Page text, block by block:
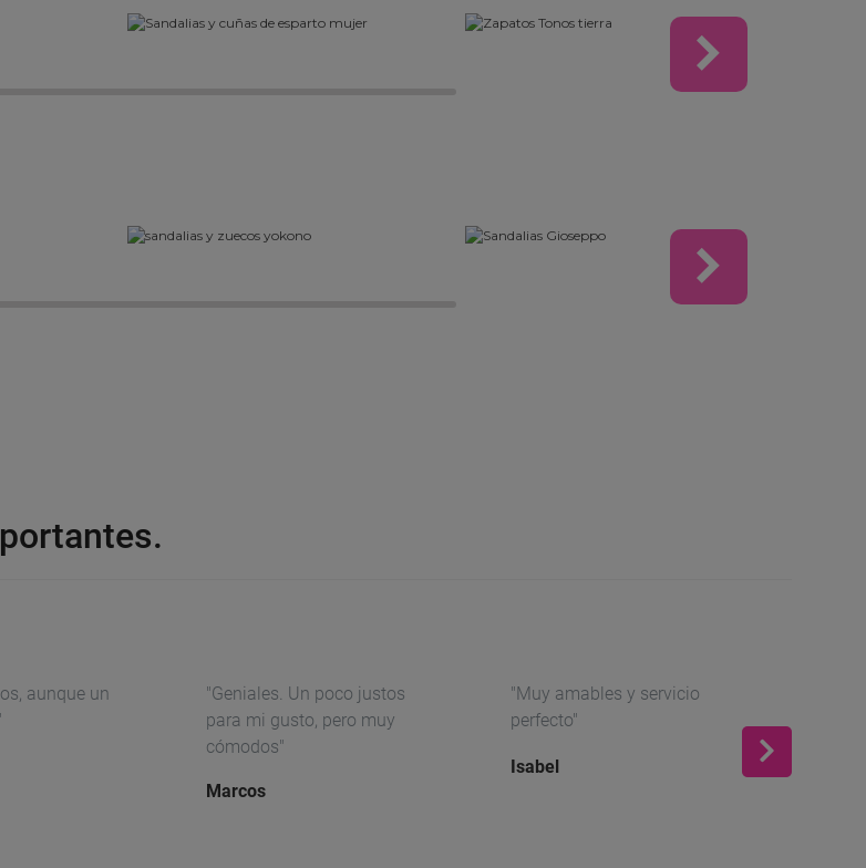
aunque un
"Geniales. Un poco justos
para mi gusto, pero muy
cómodos"
Marcos
"Muy amables y servicio
perfecto"
Isabel